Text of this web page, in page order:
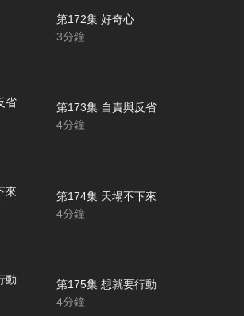
第172集 好奇心
3分鐘
第173集 自責與反省
4分鐘
第174集 天塌不下來
4分鐘
第175集 想就要行動
4分鐘